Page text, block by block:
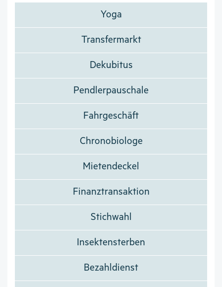
Yoga
Transfermarkt
Dekubitus
Pendlerpauschale
Fahrgeschäft
Chronobiologe
Mietendeckel
Finanztransaktion
Stichwahl
Insektensterben
Bezahldienst